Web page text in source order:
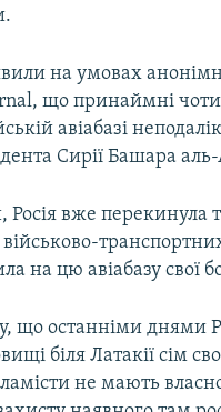
на умовах
що принаймні
авіабазі
Сирії Башара
вже перекинула
військово-
на цю авіабазу свої
що останніми днями
біля Латакії сім
не мають